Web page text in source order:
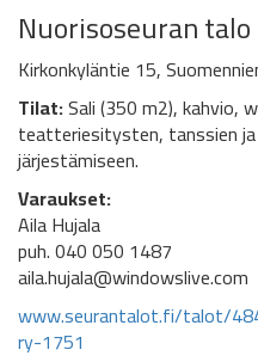
Nuorisoseuran talo
Kirkonkyläntie 15,
Tilat:Sali (350 m2), kahvio,
teatteriesitysten, tanssien
järjestämiseen.
Varaukset:
Aila Hujala
puh. 040 050 1487
aila.hujala@windowslive.com
www.seurantalot.fi/talot/
ry-1751